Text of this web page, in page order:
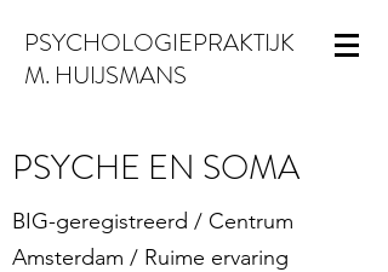
PSYCHOLOGIEPRAKTIJK
M. HUIJSMANS
PSYCHE EN SOMA
BIG-geregistreerd / Centrum
Amsterdam / Ruime ervaring